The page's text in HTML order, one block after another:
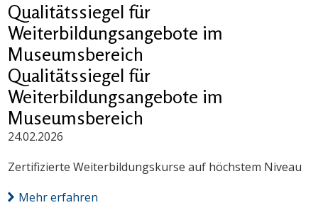
Qualitätssiegel für
Weiterbildungsangebote im
Museumsbereich
Qualitätssiegel für
Weiterbildungsangebote im
Museumsbereich
24.02.2026
Zertifizierte Weiterbildungskurse auf höchstem Niveau
Mehr erfahren